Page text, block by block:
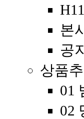
본
공
상품
01
02